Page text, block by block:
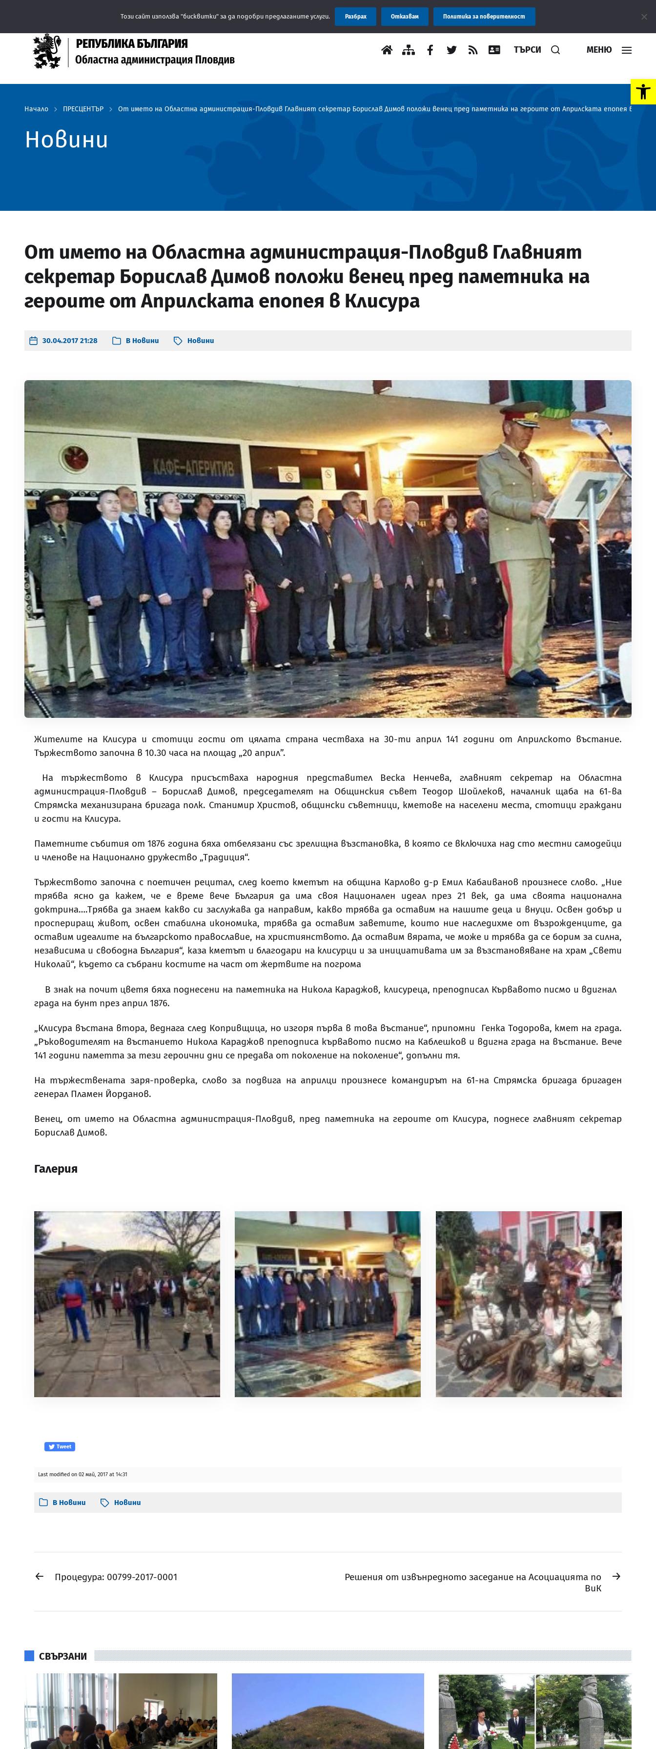
Open toolbar
Съобщение: Областна администрация Пловдив препоръчва заплащането на
ТЪРСИ МЕНЮ
Начало ПРЕСЦЕНТЪР От името на Областна администрация-Пловдив Главният секретар Борислав Димов положи венец пред паметника на героите от Априлската епопея в
Новини
От името на Областна администрация-Пловдив Главният
секретар Борислав Димов положи венец пред паметника на
героите от Априлската епопея в Клисура
30.04.2017 21:28 В Новини Новини
Жителите на Клисура и стотици гости от цялата страна честваха на 30-ти април 141 години от Априлското въстание.
Тържеството започна в 10.30 часа на площад „20 април”.
На тържеството в Клисура присъстваха народния представител Веска Ненчева, главният секретар на Областна
администрация-Пловдив – Борислав Димов, председателят на Общинския съвет Теодор Шойлеков, началник щаба на 61-ва
Стрямска механизирана бригада полк. Станимир Христов, общински съветници, кметове на населени места, стотици граждани
и гости на Клисура.
Паметните събития от 1876 година бяха отбелязани със зрелищна възстановка, в която се включиха над сто местни самодейци
и членове на Национално дружество „Традиция“.
Тържеството започна с поетичен рецитал, след което кметът на община Карлово д-р Емил Кабаиванов произнесе слово. „Ние
трябва ясно да кажем, че е време вече България да има своя Национален идеал през 21 век, да има своята национална
доктрина….Трябва да знаем какво си заслужава да направим, какво трябва да оставим на нашите деца и внуци. Освен добър и
проспериращ живот, освен стабилна икономика, трябва да оставим заветите, които ние наследихме от възрожденците, да
оставим идеалите на българското православие, на християнството. Да оставим вярата, че може и трябва да се борим за силна,
независима и свободна България“, каза кметът и благодари на клисурци и за инициативата им за възстановяване на храм „Свети
Николай“, където са събрани костите на част от жертвите на погрома
В знак на почит цветя бяха поднесени на паметника на Никола Караджов, клисуреца, преподписал Кървавото писмо и вдигнал
града на бунт през април 1876.
„Клисура въстана втора, веднага след Копривщица, но изгоря първа в това въстание“, припомни Генка Тодорова, кмет на града.
„Ръководителят на въстанието Никола Караджов преподписа кървавото писмо на Каблешков и вдигна града на въстание. Вече
141 години паметта за тези героични дни се предава от поколение на поколение“, допълни тя.
На тържествената заря-проверка, слово за подвига на априлци произнесе командирът на 61-на Стрямска бригада бригаден
генерал Пламен Йорданов.
Венец, от името на Областна администрация-Пловдив, пред паметника на героите от Клисура, поднесе главният секретар
Борислав Димов.
Галерия
Tweet
Last modified on 02 май, 2017 at 14:31
В Новини Новини
← Процедура: 00799-2017-0001 →
Решения от извънредното заседание на Асоциацията по
ВиК
СВЪРЗАНИ
Този сайт използва "бисквитки" за да подобри предлаганите услуги. Разбрах Отказвам Политика за поверителност